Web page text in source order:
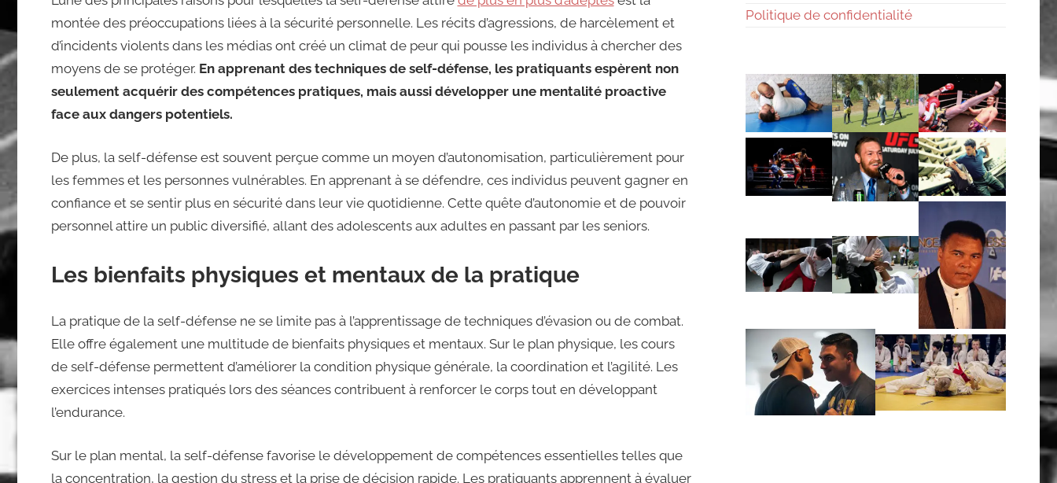
montée des préoccupations liées à la sécurité personnelle. Les récits d’agressions, de harcèlement et
d’incidents violents dans les médias ont créé un climat de peur qui pousse les individus à chercher des
moyens de se protéger. En apprenant des techniques de self-défense, les pratiquants espèrent non
seulement acquérir des compétences pratiques, mais aussi développer une mentalité proactive
face aux dangers potentiels.
De plus, la self-défense est souvent perçue comme un moyen d’autonomisation, particulièrement pour
les femmes et les personnes vulnérables. En apprenant à se défendre, ces individus peuvent gagner en
confiance et se sentir plus en sécurité dans leur vie quotidienne. Cette quête d’autonomie et de pouvoir
personnel attire un public diversifié, allant des adolescents aux adultes en passant par les seniors.
Les bienfaits physiques et mentaux de la pratique
La pratique de la self-défense ne se limite pas à l’apprentissage de techniques d’évasion ou de combat.
Elle offre également une multitude de bienfaits physiques et mentaux. Sur le plan physique, les cours
de self-défense permettent d’améliorer la condition physique générale, la coordination et l’agilité. Les
exercices intenses pratiqués lors des séances contribuent à renforcer le corps tout en développant
l’endurance.
Sur le plan mental, la self-défense favorise le développement de compétences essentielles telles que
la concentration, la gestion du stress et la prise de décision rapide. Les pratiquants apprennent à évaluer
Politique de confidentialité